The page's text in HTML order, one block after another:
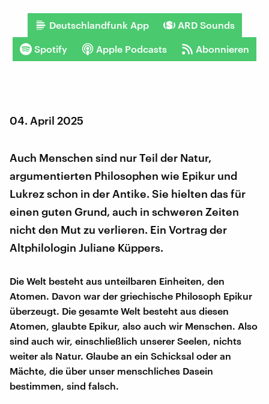
Deutschlandfunk App ARD Sounds
Spotify Apple Podcasts Abonnieren
04. April 2025
Auch Menschen sind nur Teil der Natur,
argumentierten Philosophen wie Epikur und
Lukrez schon in der Antike. Sie hielten das für
einen guten Grund, auch in schweren Zeiten
nicht den Mut zu verlieren. Ein Vortrag der
Altphilologin Juliane Küppers.
Die Welt besteht aus unteilbaren Einheiten, den
Atomen. Davon war der griechische Philosoph Epikur
überzeugt. Die gesamte Welt besteht aus diesen
Atomen, glaubte Epikur, also auch wir Menschen. Also
sind auch wir, einschließlich unserer Seelen, nichts
weiter als Natur. Glaube an ein Schicksal oder an
Mächte, die über unser menschliches Dasein
bestimmen, sind falsch.